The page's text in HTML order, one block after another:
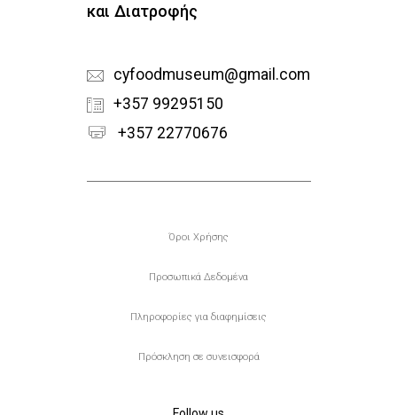
και Διατροφής
cyfoodmuseum@gmail.com
+357 99295150
+357 22770676
Υποσέλιδο
Όροι Χρήσης
Προσωπικά Δεδομένα
Πληροφορίες για διαφημίσεις
Πρόσκληση σε συνεισφορά